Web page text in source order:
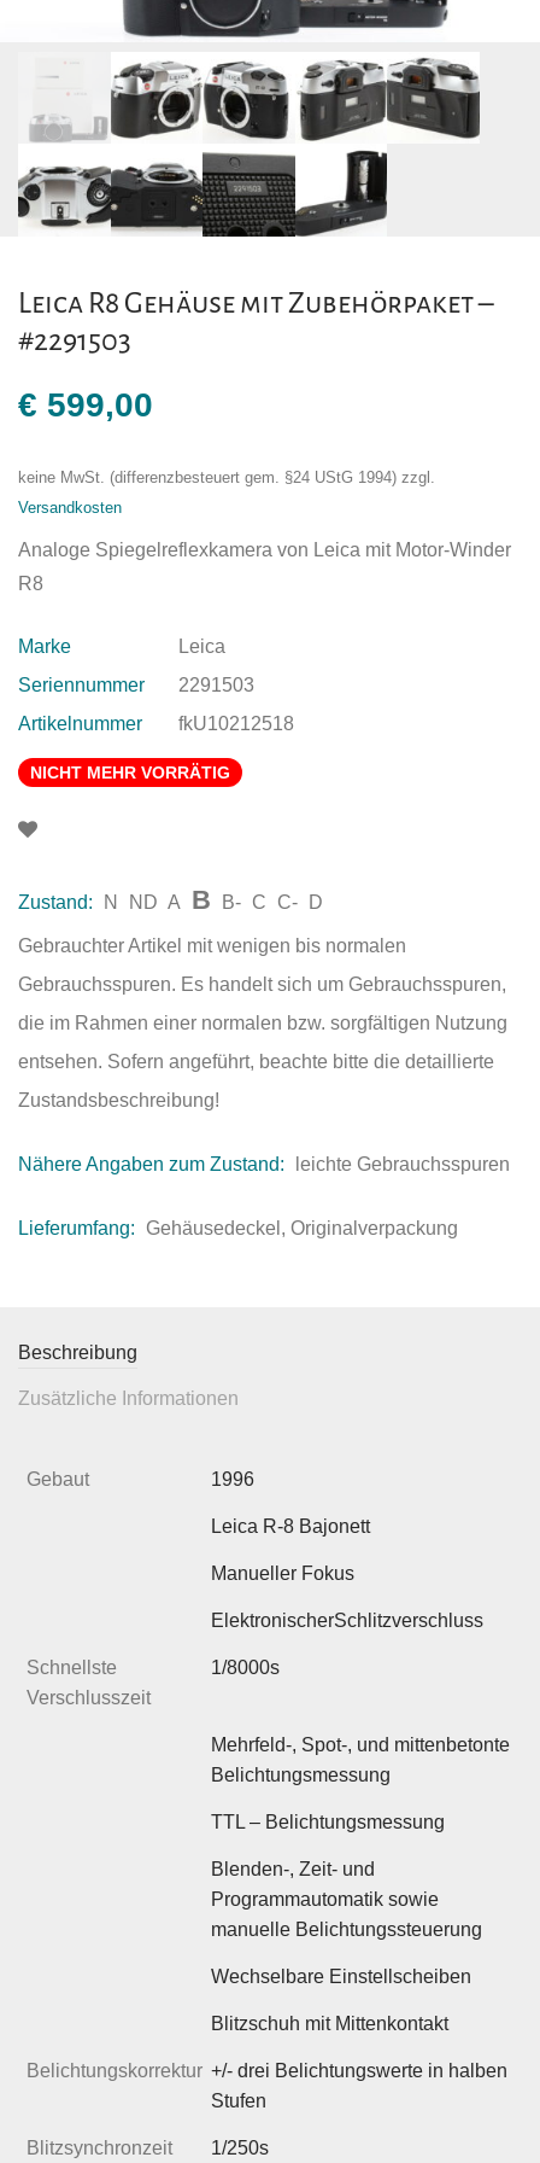
Leica R8 Gehäuse mit Zubehörpaket –
#2291503
€ 599,00
keine MwSt. (differenzbesteuert gem. §24 UStG 1994) zzgl.
Versandkosten
Analoge Spiegelreflexkamera von Leica mit Motor-Winder
R8
Marke
Leica
Seriennummer
2291503
Artikelnummer
fkU10212518
NICHT MEHR VORRÄTIG
Zustand: N ND A B B- C C- D
Gebrauchter Artikel mit wenigen bis normalen
Gebrauchsspuren. Es handelt sich um Gebrauchsspuren,
die im Rahmen einer normalen bzw. sorgfältigen Nutzung
entsehen. Sofern angeführt, beachte bitte die detaillierte
Zustandsbeschreibung!
Nähere Angaben zum Zustand: leichte Gebrauchsspuren
Lieferumfang: Gehäusedeckel, Originalverpackung
Beschreibung
Zusätzliche Informationen
Gebaut 1996
Leica R-8 Bajonett
Manueller Fokus
ElektronischerSchlitzverschluss
Schnellste
Verschlusszeit
1/8000s
Mehrfeld-, Spot-, und mittenbetonte
Belichtungsmessung
TTL – Belichtungsmessung
Blenden-, Zeit- und
Programmautomatik sowie
manuelle Belichtungssteuerung
Wechselbare Einstellscheiben
Blitzschuh mit Mittenkontakt
Belichtungskorrektur +/- drei Belichtungswerte in halben
Stufen
Blitzsynchronzeit 1/250s